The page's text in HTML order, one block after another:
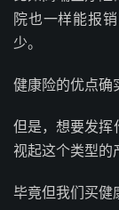
院也一样能报
少。
健康险的优点确
但是，想要发挥
视起这个类型的
毕竟但我们买健